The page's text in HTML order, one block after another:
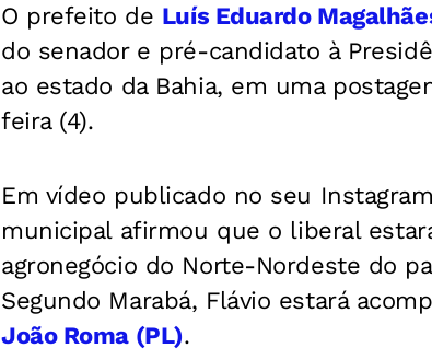
O prefeito de Luís Eduardo
do senador e pré-candidato à
ao estado da Bahia, em uma
feira (4).
Em vídeo publicado no seu Instagram
municipal afirmou que o liberal
agronegócio do Norte-Nordeste do
Segundo Marabá, Flávio estará
João Roma (PL).